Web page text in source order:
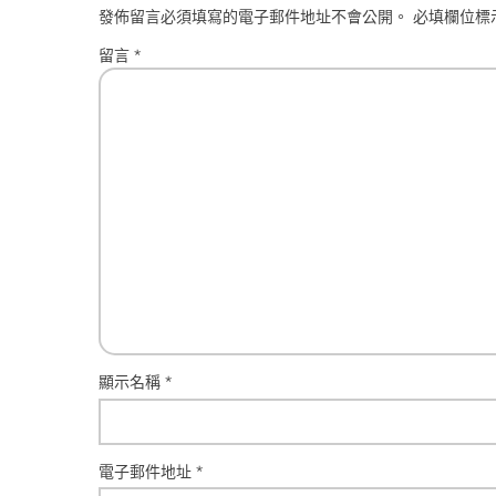
發佈留言必須填寫的電子郵件地址不會公開。 必填欄位
留言 *
顯示名稱 *
電子郵件地址 *